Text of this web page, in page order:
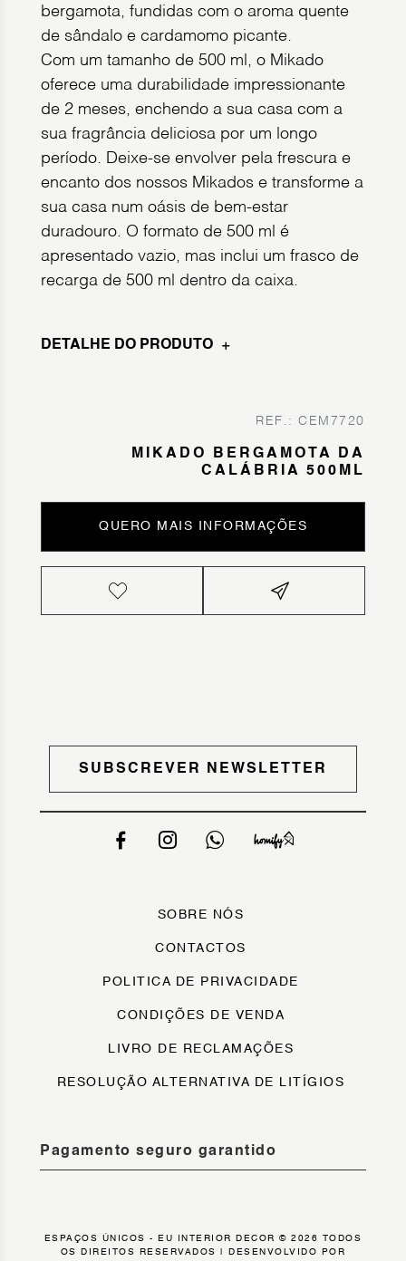
bergamota, fundidas com o aroma quente
de sândalo e cardamomo picante.
Com um tamanho de 500 ml, o Mikado
oferece uma durabilidade impressionante
de 2 meses, enchendo a sua casa com a
sua fragrância deliciosa por um longo
período. Deixe-se envolver pela frescura e
encanto dos nossos Mikados e transforme a
sua casa num oásis de bem-estar
duradouro. O formato de 500 ml é
apresentado vazio, mas inclui um frasco de
recarga de 500 ml dentro da caixa.
DETALHE DO PRODUTO
REF.: CEM7720
MIKADO BERGAMOTA DA
CALÁBRIA 500ML
QUERO MAIS INFORMAÇÕES
SUBSCREVER NEWSLETTER
SOBRE NÓS
CONTACTOS
POLITICA DE PRIVACIDADE
CONDIÇÕES DE VENDA
LIVRO DE RECLAMAÇÕES
RESOLUÇÃO ALTERNATIVA DE LITÍGIOS
Pagamento seguro garantido
ESPAÇOS ÚNICOS - EU INTERIOR DECOR © 2026 TODOS
OS DIREITOS RESERVADOS | DESENVOLVIDO POR